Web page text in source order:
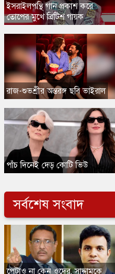
​ইসরাইলপন্থি গান প্রকাশ করে
তোপের মুখে ব্রিটিশ গায়ক
​রাজ-শুভশ্রীর অন্তরঙ্গ ছবি ভাইরাল
​পাঁচ দিনেই দেড় কোটি ভিউ
সর্বশেষ সংবাদ
​পেটাও না কেন ওদের, সাদ্দামকে